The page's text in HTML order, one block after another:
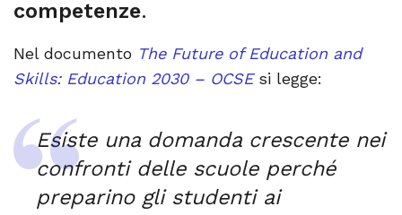
competenze.
Nel documento The Future of Education and
Skills: Education 2030 – OCSEsi legge:
Esiste una domanda crescente nei
confronti delle scuole perché
preparino gli studenti ai